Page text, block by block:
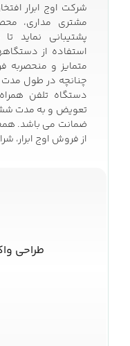
شرکت اوج ابرار
پشتیبانی نماید
استفاده از
متمایز و منحصربه
چنانچه در طول مدت
دستگاه تلفن
تعویض و به مدت
ضمانت می­ باشد.
از فروش اوج ابرار،
طراحی